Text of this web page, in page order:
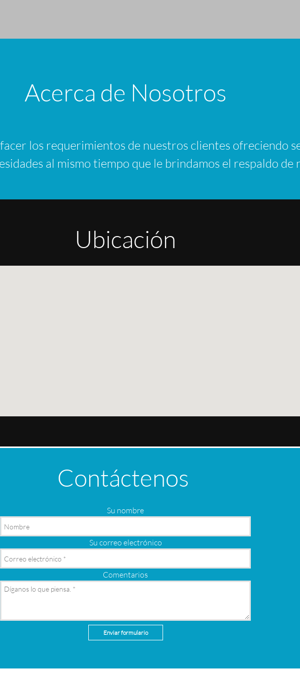
Acerca de Nosotros
los requerimientos de nuestros clientes ofreciendo
al mismo tiempo que le brindamos el respaldo de
Ubicación
Contáctenos
Su nombre
Su correo electrónico
Comentarios
Enviar formulario